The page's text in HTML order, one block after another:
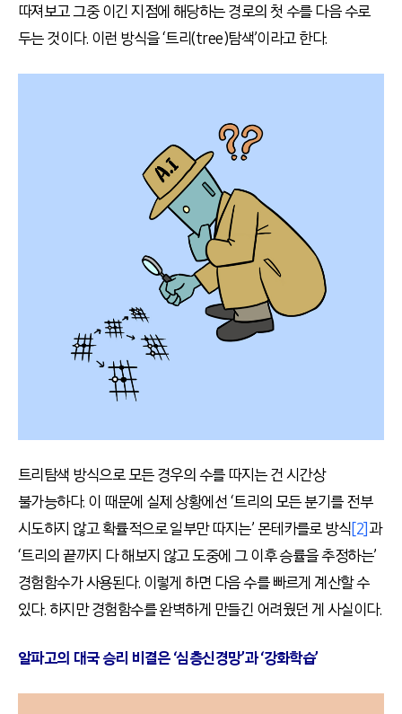
따져보고 그중 이긴 지점에 해당하는 경로의 첫 수를 다음 수로
두는 것이다. 이런 방식을 ‘트리(tree)탐색’이라고 한다.
트리탐색 방식으로 모든 경우의 수를 따지는 건 시간상
불가능하다. 이 때문에 실제 상황에선 ‘트리의 모든 분기를 전부
시도하지 않고 확률적으로 일부만 따지는’ 몬테카를로 방식[2]과
‘트리의 끝까지 다 해보지 않고 도중에 그 이후 승률을 추정하는’
경험함수가 사용된다. 이렇게 하면 다음 수를 빠르게 계산할 수
있다. 하지만 경험함수를 완벽하게 만들긴 어려웠던 게 사실이다.
알파고의 대국 승리 비결은 ‘심층신경망’과 ‘강화학습’